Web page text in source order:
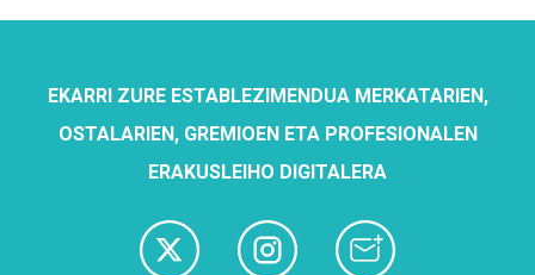
EKARRI ZURE ESTABLEZIMENDUA MERKATARIEN,
OSTALARIEN, GREMIOEN ETA PROFESIONALEN
ERAKUSLEIHO DIGITALERA